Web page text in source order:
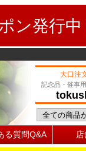
ン発行中
大口注
記念品・催事
る質問Q&A